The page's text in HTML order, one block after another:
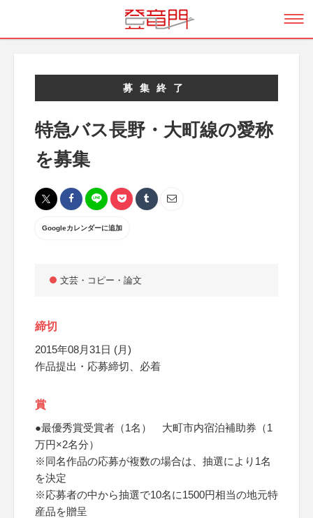
募集終了
特急バス長野・大町線の愛称
を募集
Googleカレンダーに追加
文芸・コピー・論文
締切
2015年08月31日 (月)
作品提出・応募締切、必着
賞
●最優秀賞受賞者（1名） 大町市内宿泊補助券（1
万円×2名分）
※同名作品の応募が複数の場合は、抽選により1名
を決定
※応募者の中から抽選で10名に1500円相当の地元特
産品を贈呈